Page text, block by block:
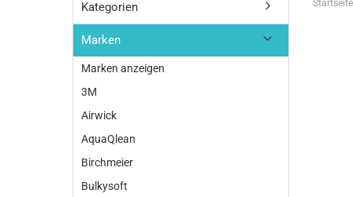
Startseite
Kategorien
Marken
Marken anzeigen
3M
Airwick
AquaQlean
Birchmeier
Bulkysoft